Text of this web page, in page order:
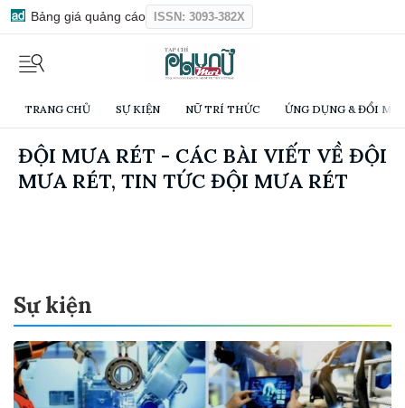
Bảng giá quảng cáo ISSN: 3093-382X
TRANG CHỦ SỰ KIỆN NỮ TRÍ THỨC ỨNG DỤNG & ĐỔI
ĐỘI MƯA RÉT - CÁC BÀI VIẾT VỀ ĐỘI
MƯA RÉT, TIN TỨC ĐỘI MƯA RÉT
Sự kiện